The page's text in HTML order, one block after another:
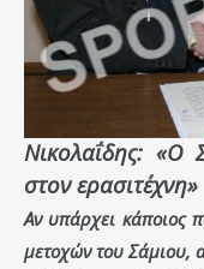
Νικολαΐδης: «Ο
στον ερασιτέχνη»
Αν υπάρχει κάποιος
μετοχών του Σάμιου,